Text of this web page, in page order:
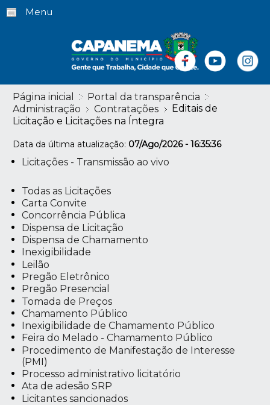
Menu
Página inicial
Portal da transparência
Administração
Contratações
Editais de
Licitação e Licitações na Íntegra
Data da última atualização: 07/Ago/2026 - 16:35:36
Licitações - Transmissão ao vivo
Todas as Licitações
Carta Convite
Concorrência Pública
Dispensa de Licitação
Dispensa de Chamamento
Inexigibilidade
Leilão
Pregão Eletrônico
Pregão Presencial
Tomada de Preços
Chamamento Público
Inexigibilidade de Chamamento Público
Feira do Melado - Chamamento Público
Procedimento de Manifestação de Interesse
(PMI)
Processo administrativo licitatório
Ata de adesão SRP
Licitantes sancionados